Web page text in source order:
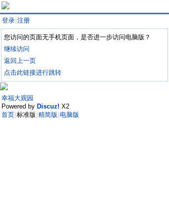
登录 注册
您访问的页面无手机页面，是否进一步访问电脑版？
继续访问
返回上一页
点击此链接进行跳转
幸福大观园
Powered by Discuz! X2
首页 标准版 精简版 电脑版